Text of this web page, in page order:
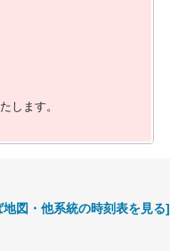
します。
図・他系統の時刻表を見る]